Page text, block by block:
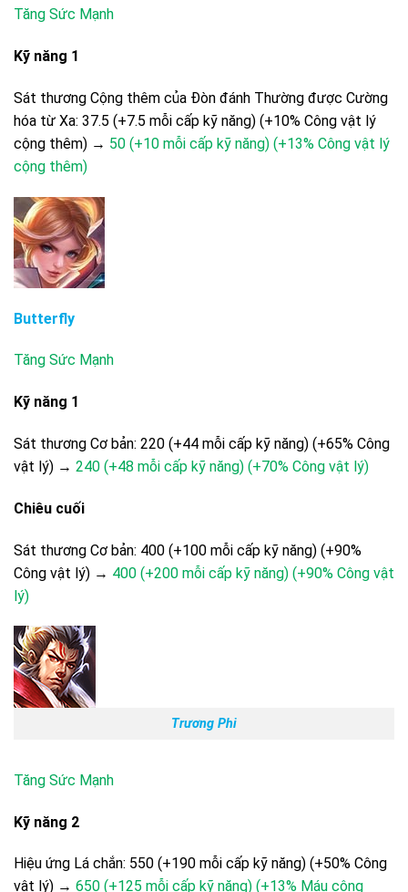
Tăng Sức Mạnh
Kỹ năng 1
Sát thương Cộng thêm của Đòn đánh Thường được Cường
hóa từ Xa: 37.5 (+7.5 mỗi cấp kỹ năng) (+10% Công vật lý
cộng thêm) → 50 (+10 mỗi cấp kỹ năng) (+13% Công vật lý
cộng thêm)
Butterfly
Tăng Sức Mạnh
Kỹ năng 1
Sát thương Cơ bản: 220 (+44 mỗi cấp kỹ năng) (+65% Công
vật lý) → 240 (+48 mỗi cấp kỹ năng) (+70% Công vật lý)
Chiêu cuối
Sát thương Cơ bản: 400 (+100 mỗi cấp kỹ năng) (+90%
Công vật lý) → 400 (+200 mỗi cấp kỹ năng) (+90% Công vật
lý)
Trương Phi
Tăng Sức Mạnh
Kỹ năng 2
Hiệu ứng Lá chắn: 550 (+190 mỗi cấp kỹ năng) (+50% Công
vật lý) → 650 (+125 mỗi cấp kỹ năng) (+13% Máu cộng